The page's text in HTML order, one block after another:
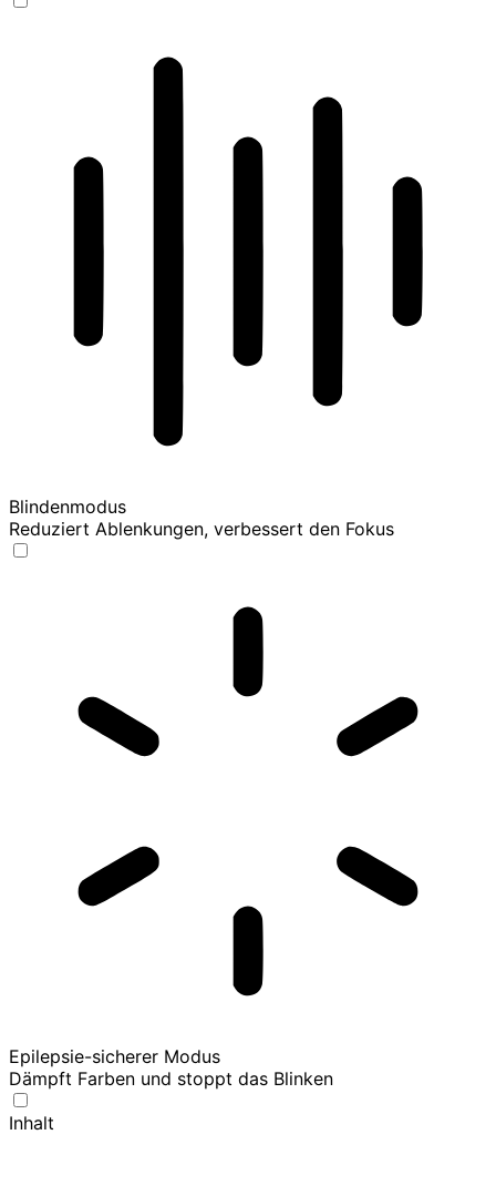
Blindenmodus
Reduziert Ablenkungen, verbessert den Fokus
Epilepsie-sicherer Modus
Dämpft Farben und stoppt das Blinken
Inhalt